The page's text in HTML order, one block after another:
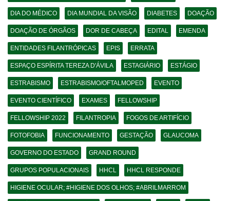
DIA DO MÉDICO DIA MUNDIAL DA VISÃO DIABETES DOAÇÃO
DOAÇÃO DE ÓRGÃOS DOR DE CABEÇA EDITAL EMENDA
ENTIDADES FILANTRÓPICAS EPIS ERRATA
ESPAÇO ESPÍRITA TEREZA D'ÁVILA ESTAGIÁRIO ESTÁGIO
ESTRABISMO ESTRABISMO/OFTALMOPED EVENTO
EVENTO CIENTÍFICO EXAMES FELLOWSHIP
FELLOWSHIP 2022 FILANTROPIA FOGOS DE ARTIFÍCIO
FOTOFOBIA FUNCIONAMENTO GESTAÇÃO GLAUCOMA
GOVERNO DO ESTADO GRAND ROUND
GRUPOS POPULACIONAIS HHCL HHCL RESPONDE
HIGIENE OCULAR; #HIGIENE DOS OLHOS; #ABRILMARROM